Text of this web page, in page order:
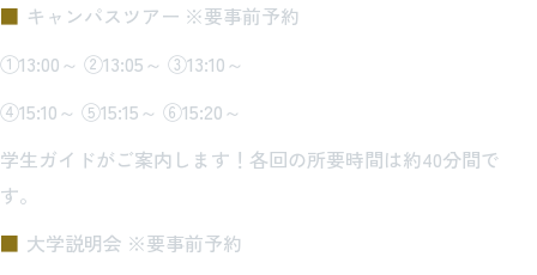
キャンパスツアー ※要事前予約
①13:00～ ②13:05～ ③13:10～
④15:10～ ⑤15:15～ ⑥15:20～
学生ガイドがご案内します！各回の所要時間は約40分間で
す。
大学説明会 ※要事前予約